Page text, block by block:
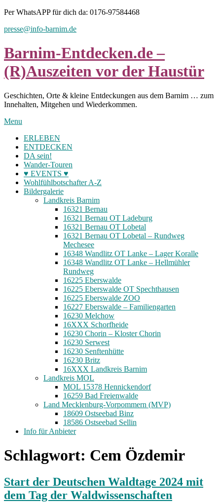
Skip
content
Per WhatsAPP für dich da: 0176-97584468
presse@info-barnim.de
Barnim-Entdecken.de –
(R)Auszeiten vor der Haustür
Geschichten, Orte & kleine Entdeckungen aus dem Barnim … zum
Innehalten, Mitgehen und Wiederkommen.
Menu
ERLEBEN
ENTDECKEN
DA sein!
Wander-Touren
♥ EVENTS ♥
Wohlfühlbotschafter A-Z
Bildergalerie
Landkreis Barnim
16321 Bernau
16321 Bernau OT Ladeburg
16321 Bernau OT Lobetal
16321 Bernau OT Lobetal – Rundweg
Mechesee
16348 Wandlitz OT Lanke – Lager Koralle
16348 Wandlitz OT Lanke – Hellmühler
Rundweg
16225 Eberswalde
16225 Eberswalde OT Spechthausen
16225 Eberswalde ZOO
16227 Eberswalde – Familiengarten
16230 Melchow
16XXX Schorfheide
16230 Chorin – Kloster Chorin
16230 Serwest
16230 Senftenhütte
16230 Britz
16XXX Landkreis Barnim
Landkreis MOL
MOL 15378 Hennickendorf
16259 Bad Freienwalde
Land Mecklenburg-Vorpommern (MVP)
18609 Ostseebad Binz
18586 Ostseebad Sellin
Info für Anbieter
Schlagwort: Cem Özdemir
Start der Deutschen Waldtage 2024 mit
dem Tag der Waldwissenschaften